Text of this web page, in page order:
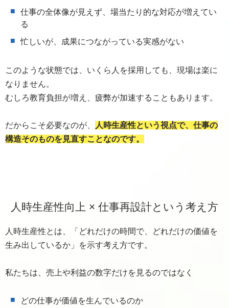
仕事の全体像が見えず、場当たり的な対応が増えてい
る
忙しいが、成果につながっている実感がない
このような状態では、いくら人を採用しても、現場は楽に
なりません。
むしろ教育負担が増え、疲弊が加速することもあります。
だからこそ必要なのが、
人時生産性という視点で、仕事の
構造そのものを見直すことなのです。
人時生産性向上 × 仕事再設計という考え方
人時生産性とは、「どれだけの時間で、どれだけの価値を
生み出しているか」を示す考え方です。
私たちは、売上や利益の数字だけを見るのではなく
どの仕事が価値を生んでいるのか